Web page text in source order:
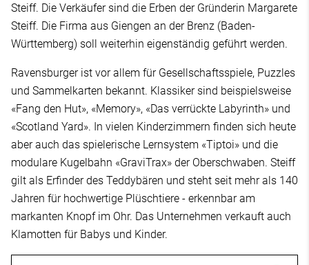
Steiff. Die Verkäufer sind die Erben der Gründerin Margarete
Steiff. Die Firma aus Giengen an der Brenz (Baden-
Württemberg) soll weiterhin eigenständig geführt werden.
Ravensburger ist vor allem für Gesellschaftsspiele, Puzzles
und Sammelkarten bekannt. Klassiker sind beispielsweise
«Fang den Hut», «Memory», «Das verrückte Labyrinth» und
«Scotland Yard». In vielen Kinderzimmern finden sich heute
aber auch das spielerische Lernsystem «Tiptoi» und die
modulare Kugelbahn «GraviTrax» der Oberschwaben. Steiff
gilt als Erfinder des Teddybären und steht seit mehr als 140
Jahren für hochwertige Plüschtiere - erkennbar am
markanten Knopf im Ohr. Das Unternehmen verkauft auch
Klamotten für Babys und Kinder.